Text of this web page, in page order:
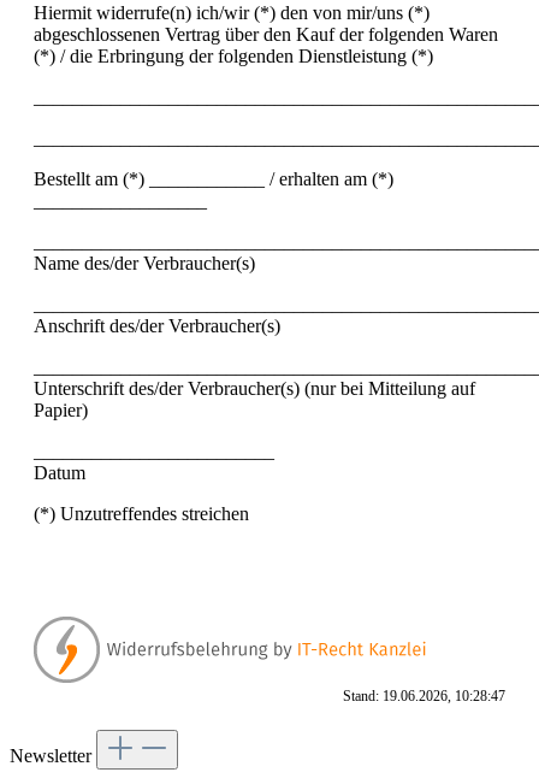
Hiermit widerrufe(n) ich/wir (*) den von mir/uns (*)
abgeschlossenen Vertrag über den Kauf der folgenden Waren
(*) / die Erbringung der folgenden Dienstleistung (*)
Bestellt am (*) ____________ / erhalten am (*)
Name des/der Verbraucher(s)
Anschrift des/der Verbraucher(s)
Unterschrift des/der Verbraucher(s) (nur bei Mitteilung auf
Papier)
Datum
(*) Unzutreffendes streichen
Stand: 19.06.2026, 10:28:47
Newsletter